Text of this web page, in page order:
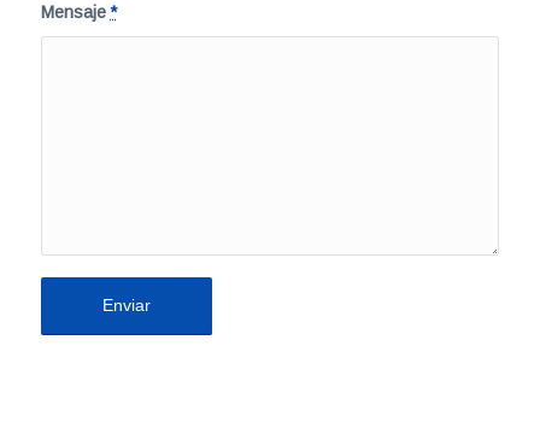
Mensaje*